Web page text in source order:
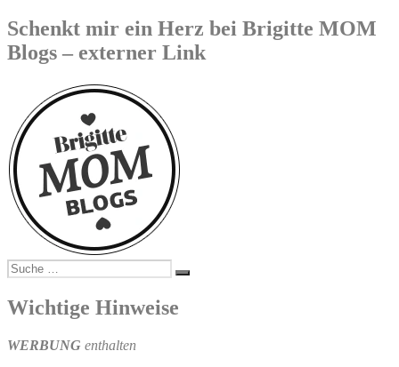
Schenkt mir ein Herz bei Brigitte MOM
Blogs – externer Link
Suche
nach:
Suchen
Wichtige Hinweise
WERBUNG enthalten